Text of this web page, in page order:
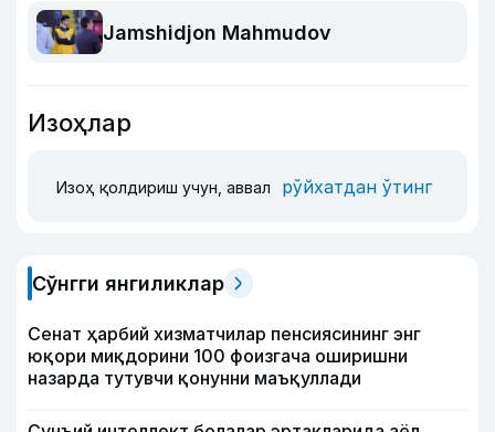
Jamshidjon Mahmudov
Изоҳлар
Изоҳ қолдириш учун, аввал рўйхатдан ўтинг
Сўнгги янгиликлар
Сенат ҳарбий хизматчилар пенсиясининг энг
юқори миқдорини 100 фоизгача оширишни
назарда тутувчи қонунни маъқуллади